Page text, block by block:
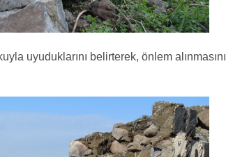
uyuduklarını belirterek, önlem alınmasını